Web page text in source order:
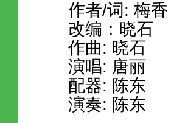
作者/词: 梅
改编：晓石
作曲: 晓石
演唱: 唐丽
配器: 陈东
演奏: 陈东